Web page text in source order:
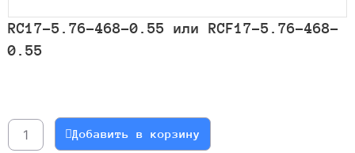
RC17-5.76-468-0.55 или RCF17-5.76-468-
0.55
RC17-
5.76-
Добавить в корзину